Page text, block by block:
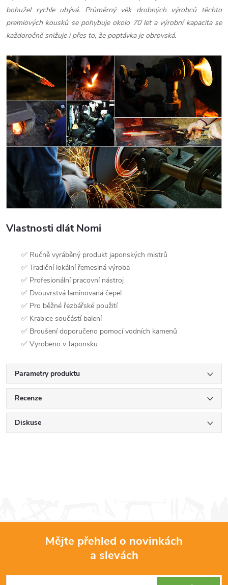
bohužel rychle ubývá. Průměrný věk drobných výrobců těchto
premiových kousků se pohybuje okolo 70 let a výrobní kapacita se
každoročně snižuje i přes to, že poptávka je obrovská.
Vlastnosti dlát Nomi
✅ Ručně vyráběný produkt japonských mistrů
✅ Tradiční lokální řemeslná výroba
✅ Profesionální pracovní nástroj
✅ Dvouvrstvá laminovaná čepel
✅ Pro běžné řezbářské použití
✅ Krabice součástí balení
✅ Broušení doporučeno pomocí vodních kamenů
✅ Vyrobeno v Japonsku
Parametry produktu
Recenze
Diskuse
Mějte přehled o novinkách
a slevách